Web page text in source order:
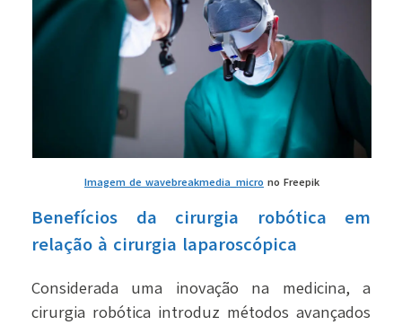
Imagem de wavebreakmedia_micro no Freepik
Benefícios da cirurgia robótica em
relação à cirurgia laparoscópica
Considerada uma inovação na medicina, a
cirurgia robótica introduz métodos avançados